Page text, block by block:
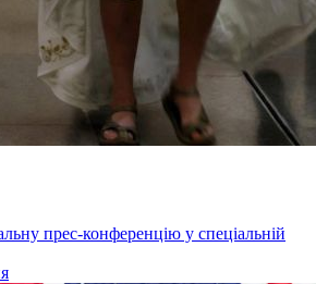
прес-конференцію у спеціальній